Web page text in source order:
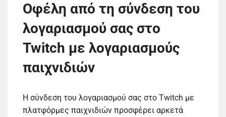
Οφέλη από τη σύνδεση του
λογαριασμού σας στο
Twitch με λογαριασμούς
παιχνιδιών
Η σύνδεση του λογαριασμού σας στο Twitch με
πλατφόρμες παιχνιδιών προσφέρει αρκετά